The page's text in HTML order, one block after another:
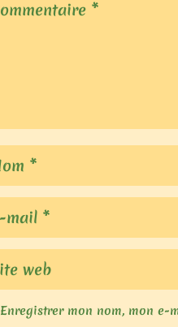
Enregistrer mon nom, mon